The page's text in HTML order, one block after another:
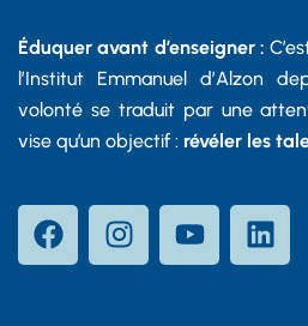
Éduquer avant d’enseigner :
l’Institut Emmanuel d’Alzon
volonté se traduit par une
vise qu’un objectif : révéler les